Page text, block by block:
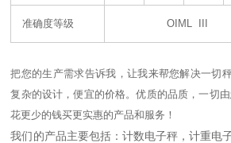
准确度等级 OIML III
把您的生产需求告诉我，让我来帮您解决一切
复杂的设计，便宜的价格。优质的品质，一切
花更少的钱买更实惠的产品和服务！
我们的产品主要包括：计数电子秤，计重电